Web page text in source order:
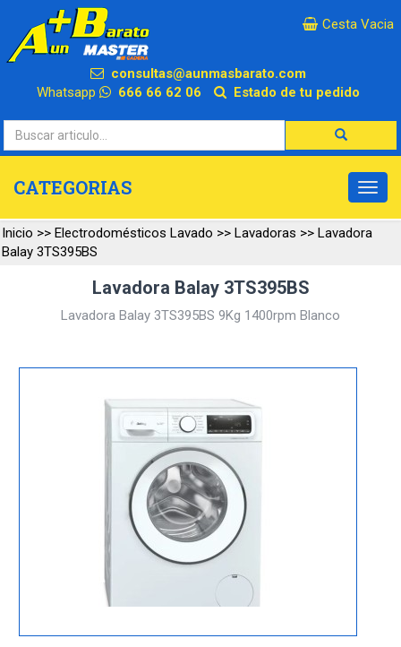
×
Cesta Vacia
consultas@aunmasbarato.com
Whatsapp
666 66 62 06 Estado de tu pedido
CATEGORIAS
Inicio >> Electrodomésticos Lavado >> Lavadoras >> Lavadora
Balay 3TS395BS
Lavadora Balay 3TS395BS
Lavadora Balay 3TS395BS 9Kg 1400rpm Blanco